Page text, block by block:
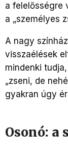
a felelősségre
a „személyes
A nagy
visszaélések
mindenki tudja,
„zseni, de
gyakran úgy
Osonó: a